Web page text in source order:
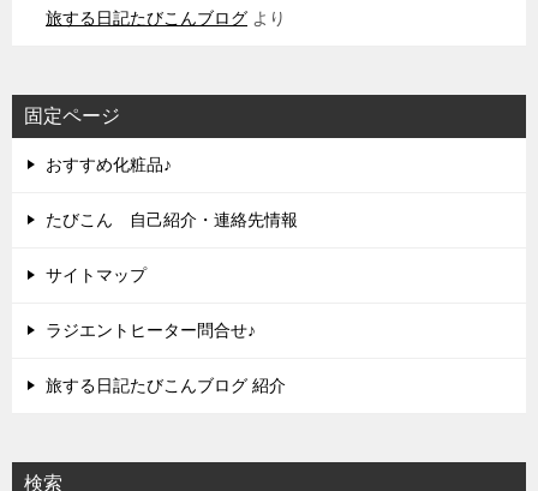
旅する日記たびこんブログ より
固定ページ
おすすめ化粧品♪
たびこん 自己紹介・連絡先情報
サイトマップ
ラジエントヒーター問合せ♪
旅する日記たびこんブログ 紹介
検索